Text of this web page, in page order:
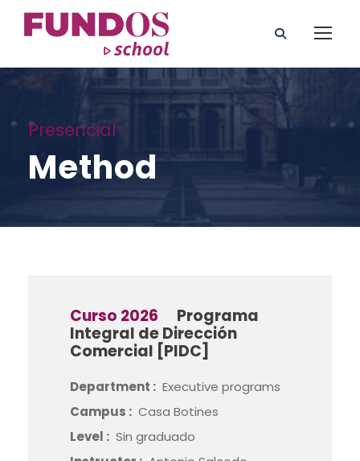
Presencial
Method
Curso 2026
Programa
Integral de Dirección
Comercial [PIDC]
Department : Executive programs
Campus : Casa Botines
Level : Sin graduado